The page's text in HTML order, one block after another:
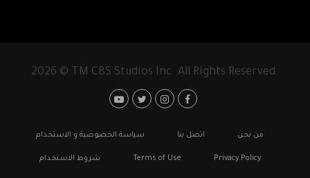
2026 © TM CBS Studios Inc. All Rights Reserved.
Footer: Social Media
Footerمن نحن اتصل بنا سياسة الخصوصية و الاستخدام
Privacy Policy
Terms of Use شروط الاستخدام